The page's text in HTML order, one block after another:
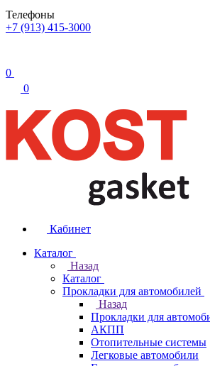
Телефоны
+7 (913) 415-3000
0
0
Кабинет
Каталог
Назад
Каталог
Прокладки для автомобилей
Назад
Прокладки для
АКПП
Отопительные системы
Легковые автомобили